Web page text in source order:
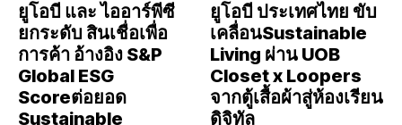
ยูโอบี และ ไออาร์พีซี
ยกระดับ สินเชื่อเพื่อ
การค้า อ้างอิง S&P
Global ESG
Scoreต่อยอด
Sustainable
ยูโอบี ประเทศไทย ขับ
เคลื่อนSustainable
Living ผ่าน UOB
Closet x Loopers
จากตู้เสื้อผ้าสู่ห้องเรียน
ดิจิทัล